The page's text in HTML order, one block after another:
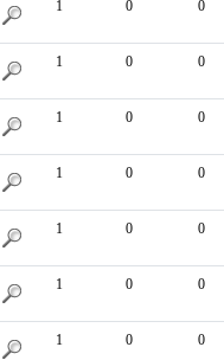
1 0 0
1 0 0
1 0 0
1 0 0
1 0 0
1 0 0
1 0 0